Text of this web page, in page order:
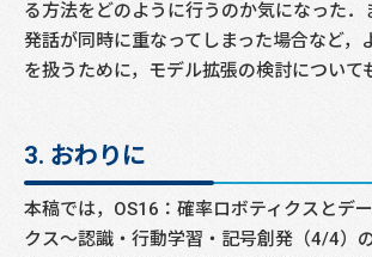
る方法をどのように行うのか気になった．
発話が同時に重なってしまった場合など，
を扱うために，モデル拡張の検討について
3. おわりに
本稿では，OS16：確率ロボティクスとデ
クス〜認識・行動学習・記号創発（4/4）